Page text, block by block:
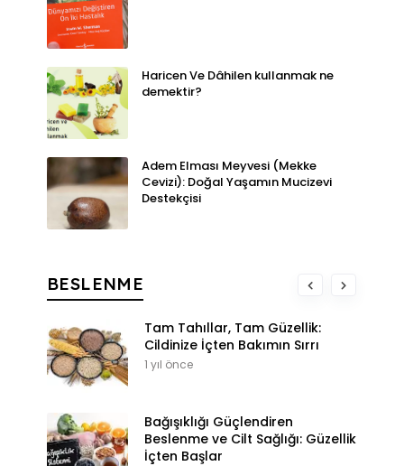
Haricen Ve Dâhilen kullanmak ne
demektir?
Adem Elması Meyvesi (Mekke
Cevizi): Doğal Yaşamın Mucizevi
Destekçisi
BESLENME
Tam Tahıllar, Tam Güzellik:
Cildinize İçten Bakımın Sırrı
1 yıl önce
Bağışıklığı Güçlendiren
Beslenme ve Cilt Sağlığı: Güzellik
İçten Başlar